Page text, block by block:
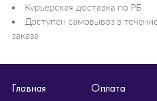
Курьерская доставка по РБ
Доступен самовывоз в
заказа
Главная Оплата